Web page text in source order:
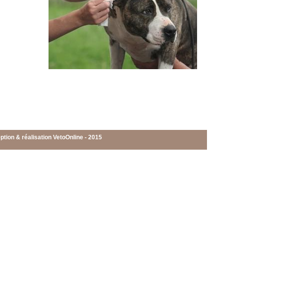
& réalisation VetoOnline - 2015